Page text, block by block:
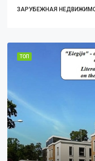
ЗАРУБЕЖНАЯ
ТОП